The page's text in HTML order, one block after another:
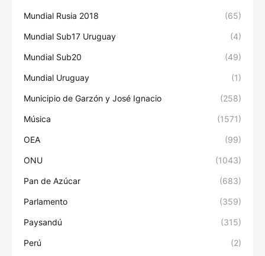
Mundial Rusia 2018 (65)
Mundial Sub17 Uruguay (4)
Mundial Sub20 (49)
Mundial Uruguay (1)
Municipio de Garzón y José Ignacio (258)
Música (1571)
OEA (99)
ONU (1043)
Pan de Azúcar (683)
Parlamento (359)
Paysandú (315)
Perú (2)